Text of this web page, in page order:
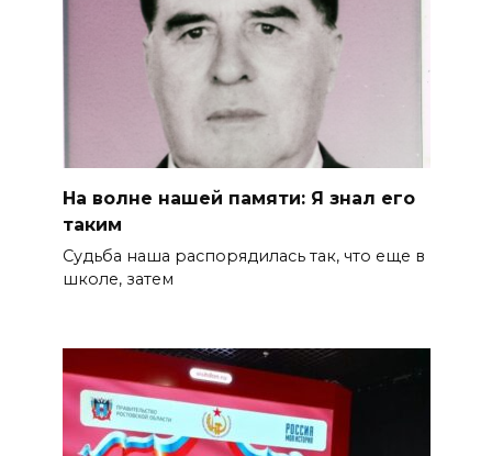
На волне нашей памяти: Я знал его
таким
Судьба наша распорядилась так, что еще в
школе, затем